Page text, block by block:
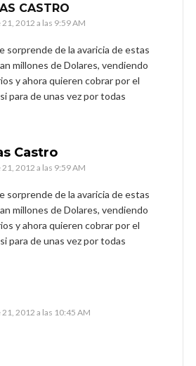
CASTRO
2012 a las 9:59 AM
sorprende de la avaricia de estas
millones de Dolares, vendiendo
y ahora quieren cobrar por el
para de unas vez por todas
Castro
2012 a las 9:59 AM
sorprende de la avaricia de estas
millones de Dolares, vendiendo
y ahora quieren cobrar por el
para de unas vez por todas
2012 a las 10:45 AM